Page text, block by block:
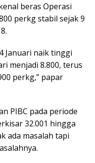
beras Operasi
perkg stabil sejak 9
Januari naik tinggi
menjadi 8.800, terus
perkg,” papar
PIBC pada periode
32.001 hingga
ada masalah tapi